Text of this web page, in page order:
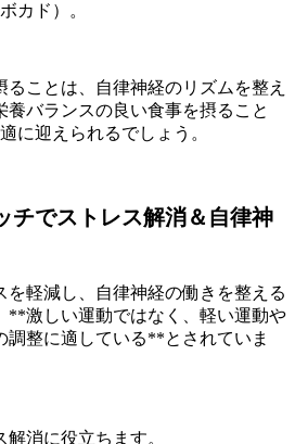
カド）。
ことは、自律神経のリズムを整え
養バランスの良い食事を摂ること
に迎えられるでしょう。
チでストレス解消＆自律神
を軽減し、自律神経の働きを整える
**激しい運動ではなく、軽い運動や
調整に適している**とされていま
消に役立ちます。